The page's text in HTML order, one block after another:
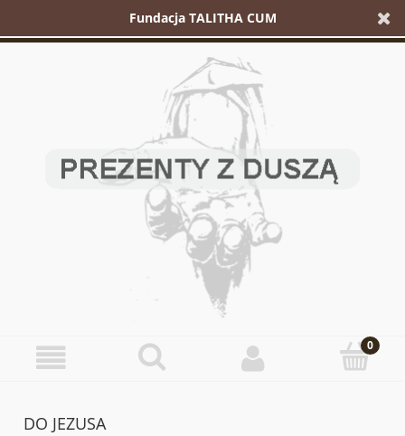
Fundacja TALITHA CUM
DO JEZUSA